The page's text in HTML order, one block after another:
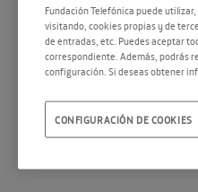
Fundación Telefónica puede
visitando, cookies propias y de
de entradas, etc. Puedes aceptar
correspondiente. Además, podrás
configuración. Si deseas obtener
CONFIGURACIÓN DE COOKIES